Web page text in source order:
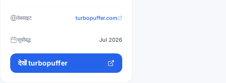
वेबसाइट turbopuffer.com
सूचीबद्ध Jul 2026
देखेंturbopuffer